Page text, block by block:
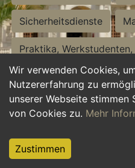
Wir verwenden Cookies,
Nutzererfahrung zu
unserer Webseite stimmen
von Cookies zu. Mehr
Zustimmen
Sicherheitsdienste
Praktika,
Personalwesen
Hilfskräfte, Aushilfs- und
Weiterbildung, Studium,